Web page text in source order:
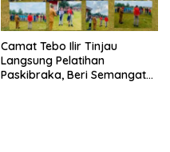
Camat Tebo Ilir Tinjau
Langsung Pelatihan
Paskibraka, Beri Semangat